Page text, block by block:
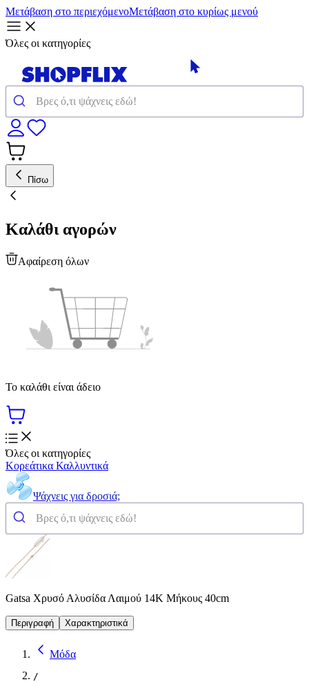
Μετάβαση στο περιεχόμενοΜετάβαση στο κυρίως μενού
Όλες οι κατηγορίες
Πίσω
Καλάθι αγορών
Αφαίρεση όλων
Το καλάθι είναι άδειο
Όλες οι κατηγορίες
Κορεάτικα Καλλυντικά
Ψάχνεις για δροσιά;
Gatsa Χρυσό Αλυσίδα Λαιμού 14Κ Μήκους 40cm
Περιγραφή Χαρακτηριστικά
Μόδα
/